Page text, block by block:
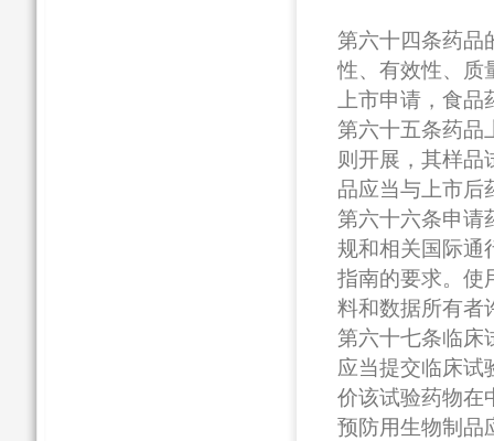
第六十四条药品
性、有效性、质
上市申请，食
第六十五条药品
则开展，其样品
品应当与上市后
第六十六条申请
规和相关国际通
指南的要求。使
料和数据所有者
第六十七条临床
应当提交临床试
价该试验药物在
预防用生物制品